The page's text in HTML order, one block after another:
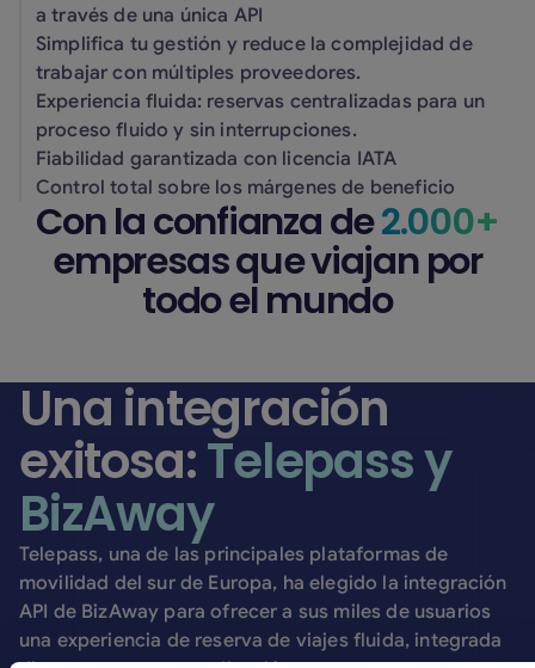
a través de una única API
Simplifica tu gestión y reduce la complejidad de
trabajar con múltiples proveedores.
Experiencia fluida: reservas centralizadas para un
proceso fluido y sin interrupciones.
Fiabilidad garantizada con licencia IATA
Control total sobre los márgenes de beneficio
Con la confianza de2.000+
empresas que viajan por
todo el mundo
Una integración
exitosa:Telepass y
BizAway
Telepass, una de las principales plataformas de
movilidad del sur de Europa, ha elegido la integración
API de BizAway para ofrecer a sus miles de usuarios
una experiencia de reserva de viajes fluida, integrada